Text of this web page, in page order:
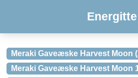
Energitte
Meraki Gaveæske Harvest Moon
Meraki Gaveæske Harvest Moon